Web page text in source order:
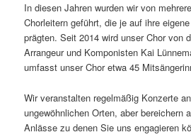
In diesen Jahren wurden wir von
Chorleitern geführt, die je auf ihre
prägten. Seit 2014 wird unser Chor von
Arrangeur und Komponisten Kai
umfasst unser Chor etwa 45
Wir veranstalten regelmäßig Konzerte
ungewöhnlichen Orten, aber bereichern
Anlässe zu denen Sie uns engagieren